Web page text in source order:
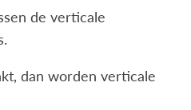
de verticale
dan worden verticale